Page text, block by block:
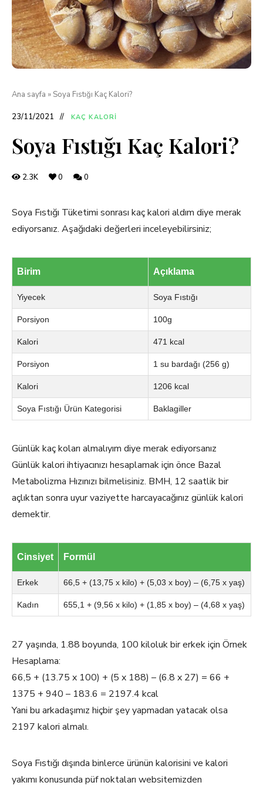
Ana sayfa » Soya Fıstığı Kaç Kalori?
23/11/2021 KAÇ KALORI
Soya Fıstığı Kaç Kalori?
2.3K 0 0
Soya Fıstığı Tüketimi sonrası kaç kalori aldım diye merak
ediyorsanız. Aşağıdaki değerleri inceleyebilirsiniz;
Birim Açıklama
Yiyecek Soya Fıstığı
Porsiyon 100g
Kalori 471 kcal
Porsiyon 1 su bardağı (256 g)
Kalori 1206 kcal
Soya Fıstığı Ürün Kategorisi Baklagiller
Günlük kaç koları almalıyım diye merak ediyorsanız
Günlük kalori ihtiyacınızı hesaplamak için önce Bazal
Metabolizma Hızınızı bilmelisiniz. BMH, 12 saatlik bir
açlıktan sonra uyur vaziyette harcayacağınız günlük kalori
demektir.
Cinsiyet Formül
Erkek 66,5 + (13,75 x kilo) + (5,03 x boy) – (6,75 x yaş)
Kadın 655,1 + (9,56 x kilo) + (1,85 x boy) – (4,68 x yaş)
27 yaşında, 1.88 boyunda, 100 kiloluk bir erkek için Örnek
Hesaplama:
66,5 + (13.75 x 100) + (5 x 188) – (6.8 x 27) = 66 +
1375 + 940 – 183.6 = 2197.4 kcal
Yani bu arkadaşımız hiçbir şey yapmadan yatacak olsa
2197 kalori almalı.
Soya Fıstığı dışında binlerce ürünün kalorisini ve kalori
yakımı konusunda püf noktaları websitemizden